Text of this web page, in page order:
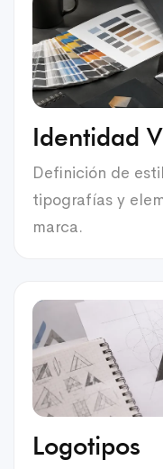
Identidad
Definición de
tipografías y
marca.
Logotipos